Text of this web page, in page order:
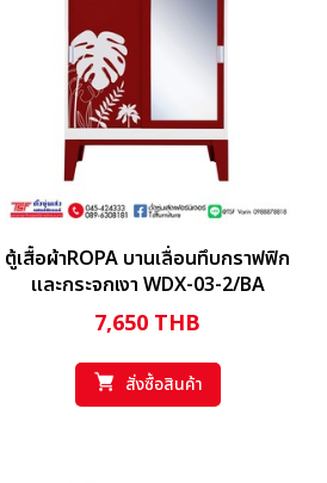
ตู้เสื้อผ้าROPA บานเลื่อนทึบกราฟฟิก
และกระจกเงา WDX-03-2/BA
7,650 THB
สั่งซื้อสินค้า